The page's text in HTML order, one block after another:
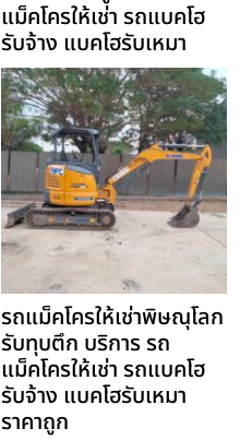
แม็คโครให้เช่า รถแบคโฮ
รับจ้าง แบคโฮรับเหมา
รถแม็คโครให้เช่าพิษณุโลก
รับทุบตึก บริการ รถ
แม็คโครให้เช่า รถแบคโฮ
รับจ้าง แบคโฮรับเหมา
ราคาถูก